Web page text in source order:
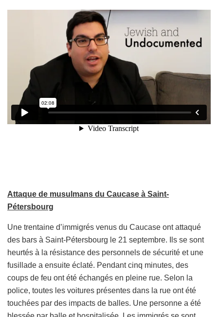
Attaque de musulmans du Caucase à Saint-
Pétersbourg
Une trentaine d’immigrés venus du Caucase ont attaqué
des bars à Saint-Pétersbourg le 21 septembre. Ils se sont
heurtés à la résistance des personnels de sécurité et une
fusillade a ensuite éclaté. Pendant cinq minutes, des
coups de feu ont été échangés en pleine rue. Selon la
police, toutes les voitures présentes dans la rue ont été
touchées par des impacts de balles. Une personne a été